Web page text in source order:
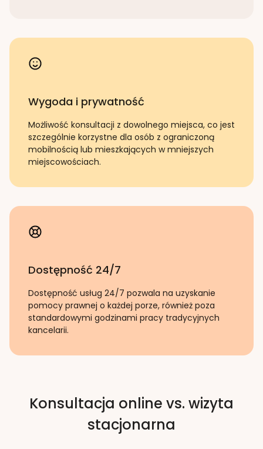
Wygoda i prywatność
Możliwość konsultacji z dowolnego miejsca, co jest
szczególnie korzystne dla osób z ograniczoną
mobilnością lub mieszkających w mniejszych
miejscowościach.
Dostępność 24/7
Dostępność usług 24/7 pozwala na uzyskanie
pomocy prawnej o każdej porze, również poza
standardowymi godzinami pracy tradycyjnych
kancelarii.
Konsultacja online vs. wizyta
stacjonarna